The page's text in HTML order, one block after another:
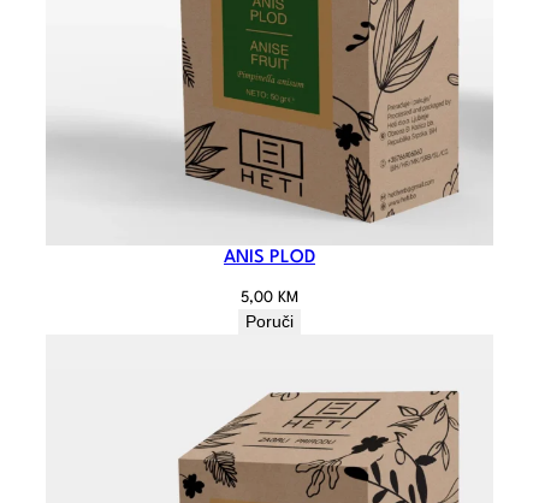
ANIS PLOD
5,00 KM
Poruči